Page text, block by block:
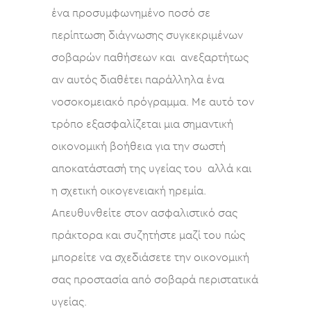
ένα προσυμφωνημένο ποσό σε
περίπτωση διάγνωσης συγκεκριμένων
σοβαρών παθήσεων και ανεξαρτήτως
αν αυτός διαθέτει παράλληλα ένα
νοσοκομειακό πρόγραμμα. Με αυτό τον
τρόπο εξασφαλίζεται μια σημαντική
οικονομική βοήθεια για την σωστή
αποκατάστασή της υγείας του αλλά και
η σχετική οικογενειακή ηρεμία.
Απευθυνθείτε στον ασφαλιστικό σας
πράκτορα και συζητήστε μαζί του πώς
μπορείτε να σχεδιάσετε την οικονομική
σας προστασία από σοβαρά περιστατικά
υγείας.